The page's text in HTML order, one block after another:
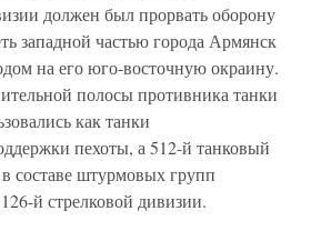
должен был прорвать оборону
западной частью города Армянск
на его юго-восточную окраину.
полосы противника танки
как танки
пехоты, а 512-й танковый
составе штурмовых групп
й стрелковой дивизии.